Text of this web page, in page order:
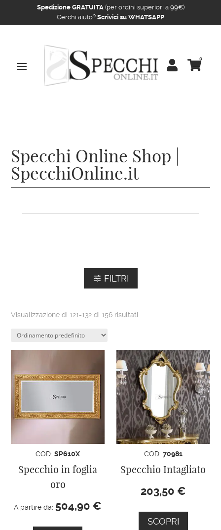
Spedizione GRATUITA(per ordini superiori a 99€)
Cerchi aiuto? Scrivici su WHATSAPP
 
0
Specchi Online Shop |
SpecchiOnline.it
FILTRI
Visualizzazione di 121-132 di 156 risultati
COD:SP610X
Specchio in foglia
oro
A partire da: 504,90 €
COD: 70981
Specchio Intagliato
203,50 €
SCOPRI